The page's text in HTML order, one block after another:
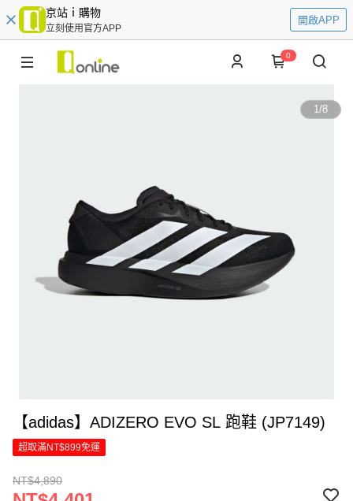
京站ｉ購物
立刻使用官方APP
開啟APP
0
1/8
【adidas】ADIZERO EVO SL 跑鞋 (JP7149)
超取滿NT$899免運
NT$4,890